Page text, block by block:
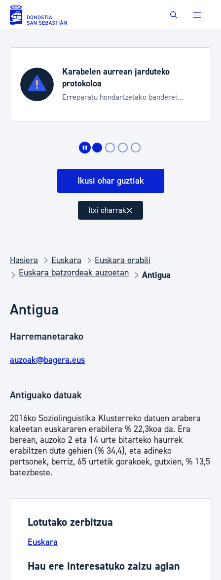
Eduki nagusira joan Buscar
Karabelen aurrean jarduteko
protokoloa
Erreparatu hondartzetako banderei
Ikusi ohar guztiak
Itxi oharrak
Hasiera Euskara
Euskara erabili
Euskara batzordeak auzoetan
Antigua
Antigua
Harremanetarako
auzoak@bagera.eus
Antiguako datuak
2016ko Soziolinguistika Klusterreko datuen arabera
kaleetan euskararen erabilera % 22,3koa da. Era
berean, auzoko 2 eta 14 urte bitarteko haurrek
erabiltzen dute gehien (% 34,4), eta adineko
pertsonek, berriz, 65 urtetik gorakoek, gutxien, % 13,5
batezbeste.
Lotutako zerbitzua
Euskara
Hau ere interesatuko zaizu agian